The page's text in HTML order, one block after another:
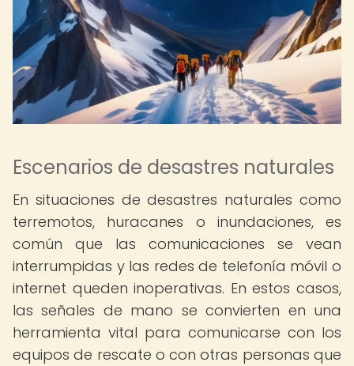
Escenarios de desastres naturales
En situaciones de desastres naturales como
terremotos, huracanes o inundaciones, es
común que las comunicaciones se vean
interrumpidas y las redes de telefonía móvil o
internet queden inoperativas. En estos casos,
las señales de mano se convierten en una
herramienta vital para comunicarse con los
equipos de rescate o con otras personas que